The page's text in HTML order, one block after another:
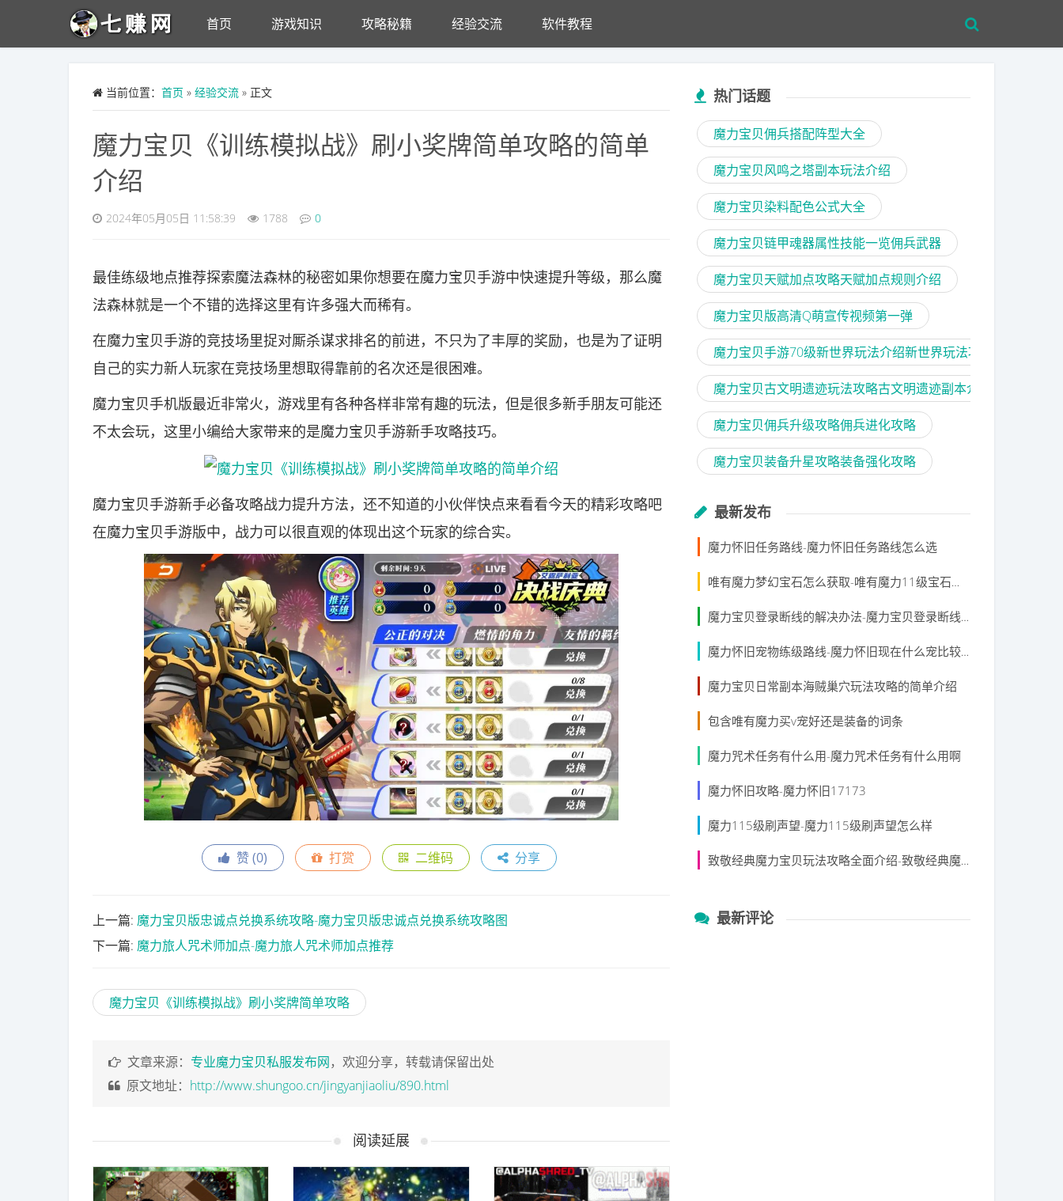
Skip to main content
首页 游戏知识 攻略秘籍 经验交流 软件教程
当前位置： 首页 » 经验交流 » 正文
魔力宝贝《训练模拟战》刷小奖牌简单攻略的简单
介绍
2024年05月05日 11:58:39 1788 0
最佳练级地点推荐探索魔法森林的秘密如果你想要在魔力宝贝手游中快速提升等级，那么魔
法森林就是一个不错的选择这里有许多强大而稀有。
在魔力宝贝手游的竞技场里捉对厮杀谋求排名的前进，不只为了丰厚的奖励，也是为了证明
自己的实力新人玩家在竞技场里想取得靠前的名次还是很困难。
魔力宝贝手机版最近非常火，游戏里有各种各样非常有趣的玩法，但是很多新手朋友可能还
不太会玩，这里小编给大家带来的是魔力宝贝手游新手攻略技巧。
魔力宝贝手游新手必备攻略战力提升方法，还不知道的小伙伴快点来看看今天的精彩攻略吧
在魔力宝贝手游版中，战力可以很直观的体现出这个玩家的综合实。
赞 (0) 打赏 二维码 分享
上一篇: 魔力宝贝版忠诚点兑换系统攻略-魔力宝贝版忠诚点兑换系统攻略图
下一篇: 魔力旅人咒术师加点-魔力旅人咒术师加点推荐
魔力宝贝《训练模拟战》刷小奖牌简单攻略
文章来源： 专业魔力宝贝私服发布网，欢迎分享，转载请保留出处
原文地址： http://www.shungoo.cn/jingyanjiaoliu/890.html
阅读延展
热门话题
魔力宝贝佣兵搭配阵型大全
魔力宝贝风鸣之塔副本玩法介绍
魔力宝贝染料配色公式大全
魔力宝贝链甲魂器属性技能一览佣兵武器
魔力宝贝天赋加点攻略天赋加点规则介绍
魔力宝贝版高清Q萌宣传视频第一弹
魔力宝贝手游70级新世界玩法介绍新世界玩法攻略
魔力宝贝古文明遗迹玩法攻略古文明遗迹副本介绍
魔力宝贝佣兵升级攻略佣兵进化攻略
魔力宝贝装备升星攻略装备强化攻略
最新发布
魔力怀旧任务路线-魔力怀旧任务路线怎么选
唯有魔力梦幻宝石怎么获取-唯有魔力11级宝石如何合成
魔力宝贝登录断线的解决办法-魔力宝贝登录断线的解决办法是什么
魔力怀旧宠物练级路线-魔力怀旧现在什么宠比较好
魔力宝贝日常副本海贼巢穴玩法攻略的简单介绍
包含唯有魔力买v宠好还是装备的词条
魔力咒术任务有什么用-魔力咒术任务有什么用啊
魔力怀旧攻略-魔力怀旧17173
魔力115级刷声望-魔力115级刷声望怎么样
致敬经典魔力宝贝玩法攻略全面介绍-致敬经典魔力宝贝玩法攻略全面介绍视频
最新评论